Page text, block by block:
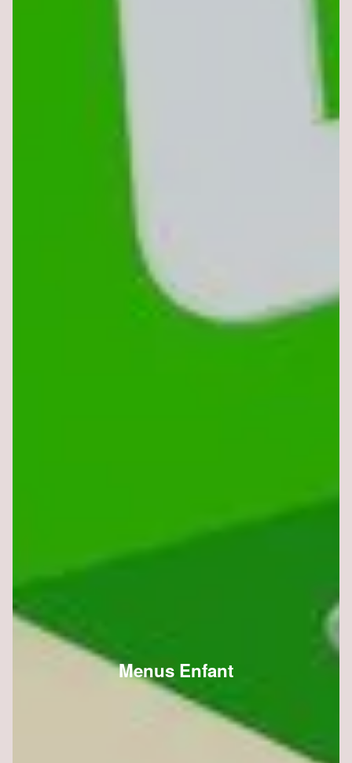
Menus Enfant